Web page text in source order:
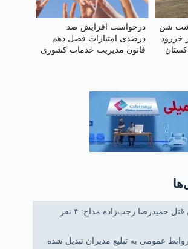
شن
خر‌رود
درخواست افزایش صد
درصدی امتیازات فصل دهم
قانون مدیریت خدمات کشوری
آخرین خبر از پرونده‌ی قتل حمیدرضا رجب‌زاده مداح: ۴ نفر
عمومی به تبلیغ مدیران تبدیل شده